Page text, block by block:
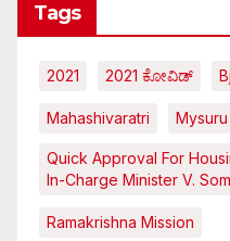
Tags
2021 2021 ಕೋವಿಡ್‌
Mahashivaratri Mysuru
Quick Approval For
In-Charge Minister V.
Ramakrishna Mission